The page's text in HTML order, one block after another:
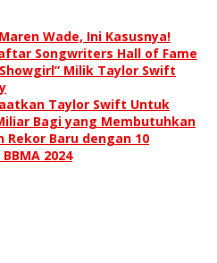
Wade, Ini Kasusnya!
Songwriters Hall of Fame
Milik Taylor Swift
Taylor Swift Untuk
Bagi yang Membutuhkan
Baru dengan 10
2024